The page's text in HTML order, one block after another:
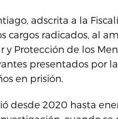
adscrita a la
cargos radicados, al
y Protección de los
presentados por
en prisión.
desde 2020 hasta